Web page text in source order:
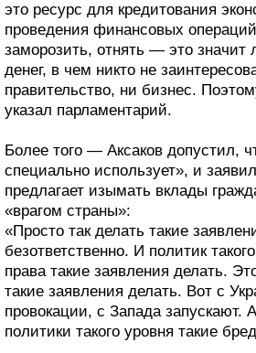
это ресурс для кредитования
проведения финансовых
заморозить, отнять — это значит
денег, в чем никто не
правительство, ни бизнес.
указал парламентарий.
Более того — Аксаков допустил,
специально использует», и
предлагает изымать вклады
«врагом страны»:
«Просто так делать такие
безответственно. И политик
права такие заявления делать.
такие заявления делать. Вот с
провокации, с Запада запускают.
политики такого уровня такие